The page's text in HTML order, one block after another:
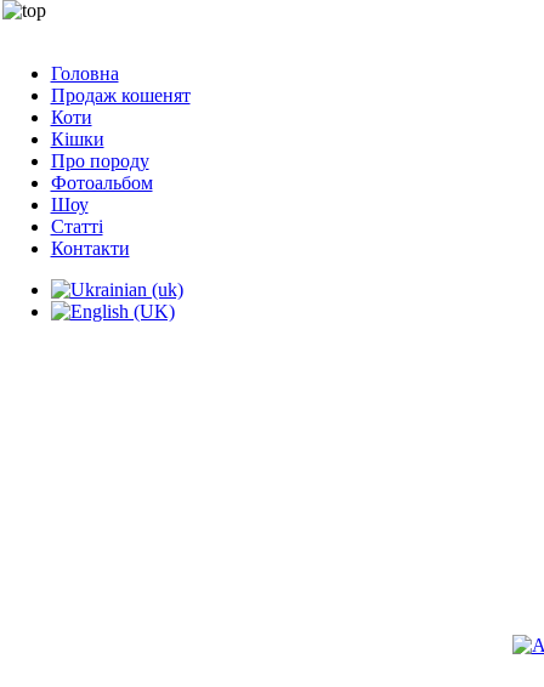
Головна
Продаж кошенят
Коти
Кішки
Про породу
Фотоальбом
Шоу
Статті
Контакти